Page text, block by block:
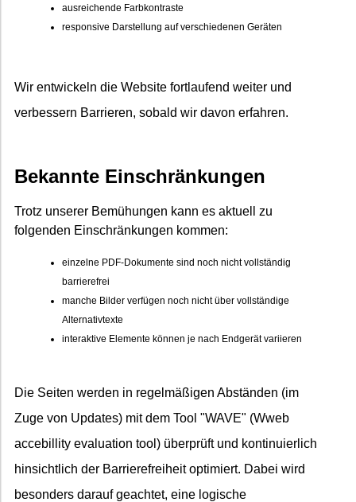
ausreichende Farbkontraste
responsive Darstellung auf verschiedenen Geräten
Wir entwickeln die Website fortlaufend weiter und
verbessern Barrieren, sobald wir davon erfahren.
Bekannte Einschränkungen
Trotz unserer Bemühungen kann es aktuell zu
folgenden Einschränkungen kommen:
einzelne PDF-Dokumente sind noch nicht vollständig
barrierefrei
manche Bilder verfügen noch nicht über vollständige
Alternativtexte
interaktive Elemente können je nach Endgerät variieren
Die Seiten werden in regelmäßigen Abständen (im
Zuge von Updates) mit dem Tool "WAVE" (Wweb
accebillity evaluation tool) überprüft und kontinuierlich
hinsichtlich der Barrierefreiheit optimiert. Dabei wird
besonders darauf geachtet, eine logische